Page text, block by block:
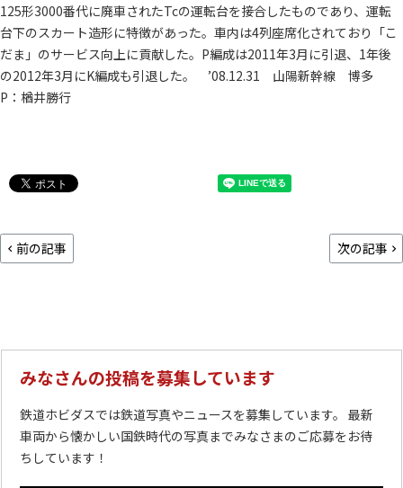
125形3000番代に廃車されたTcの運転台を接合したものであり、運転
台下のスカート造形に特徴があった。車内は4列座席化されており「こ
だま」のサービス向上に貢献した。P編成は2011年3月に引退、1年後
の2012年3月にK編成も引退した。 ’08.12.31 山陽新幹線 博多
P：楢井勝行
前の記事 次の記事
みなさんの投稿を募集しています
鉄道ホビダスでは鉄道写真やニュースを募集しています。 最新
車両から懐かしい国鉄時代の写真までみなさまのご応募をお待
ちしています！